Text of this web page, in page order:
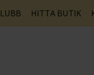
HITTA BUTIK